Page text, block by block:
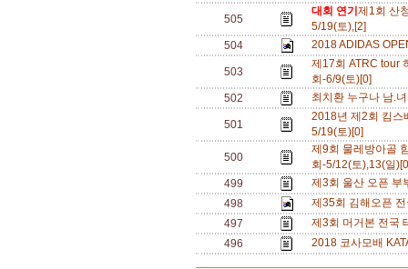
505
대회 연기 제1회 산
5/19(토),[2]
504
2018 ADIDAS
503
제17회 ATRC tour
회-6/9(토)[0]
502
최치환 누구나 남.
501
2018년 제2회 킴스
5/19(토)[0]
500
제9회 물레방아골
회-5/12(토),13(일
499
제3회 울산 오픈
498
제35회 김해오픈
497
제3회 머거본 전국
496
2018 코사모배